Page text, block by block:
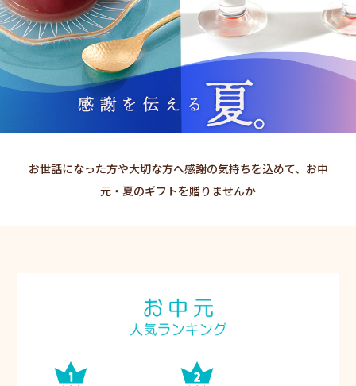
お世話になった方や大切な方へ感謝の気持ちを込めて、お中
元・夏のギフトを贈りませんか